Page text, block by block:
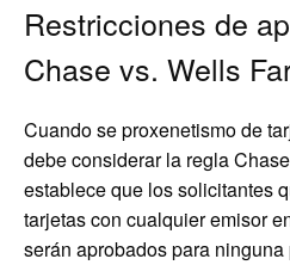
Restricciones de
Chase vs. Wells
Cuando se proxenetismo de
debe considerar la regla
establece que los solicitantes
tarjetas con cualquier emisor
serán aprobados para